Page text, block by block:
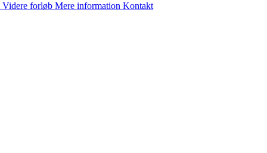
Videre forløb Mere information Kontakt